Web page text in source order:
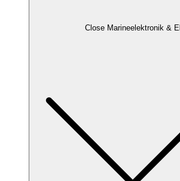
Close Marineelektronik & El